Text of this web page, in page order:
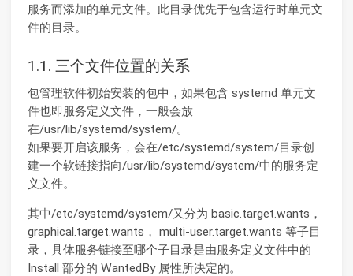
服务而添加的单元文件。此目录优先于包含运行时单元文
件的目录。
1.1. 三个文件位置的关系
包管理软件初始安装的包中，如果包含 systemd 单元文
件也即服务定义文件，一般会放
在/usr/lib/systemd/system/。
如果要开启该服务，会在/etc/systemd/system/目录创
建一个软链接指向/usr/lib/systemd/system/中的服务定
义文件。
其中/etc/systemd/system/又分为 basic.target.wants，
graphical.target.wants， multi-user.target.wants 等子目
录，具体服务链接至哪个子目录是由服务定义文件中的
Install 部分的 WantedBy 属性所决定的。